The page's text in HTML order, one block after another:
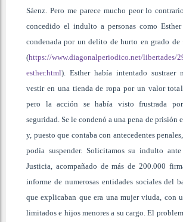
Sáenz. Pero me parece mucho peor lo
concedido el indulto a personas como
condenada por un delito de hurto en grado de
(https://www.diagonalperiodico.net/libertades/
esther.html). Esther había intentado sustraer
vestir en una tienda de ropa por un valor total
pero la acción se había visto frustrada
seguridad. Se le condenó a una pena de prisión
y, puesto que contaba con antecedentes
podía suspender. Solicitamos su indulto
Justicia, acompañado de más de 200.000
informe de numerosas entidades sociales del
que explicaban que era una mujer viuda, con
limitados e hijos menores a su cargo. El